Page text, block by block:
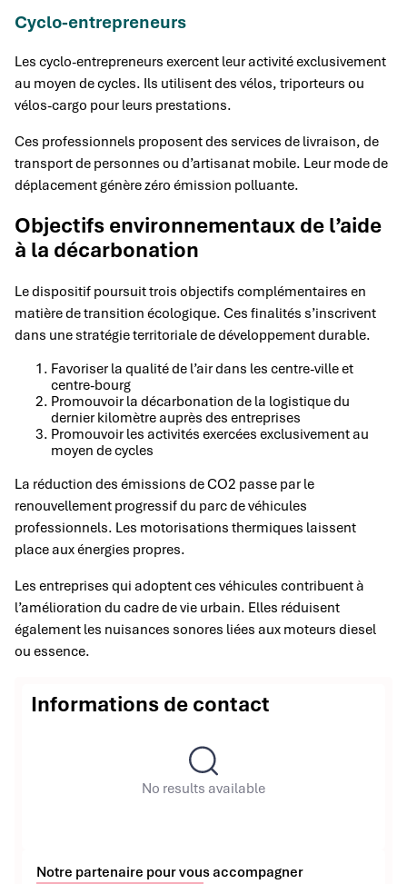
Cyclo-entrepreneurs
Les cyclo-entrepreneurs exercent leur activité exclusivement
au moyen de cycles. Ils utilisent des vélos, triporteurs ou
vélos-cargo pour leurs prestations.
Ces professionnels proposent des services de livraison, de
transport de personnes ou d’artisanat mobile. Leur mode de
déplacement génère zéro émission polluante.
Objectifs environnementaux de l’aide
à la décarbonation
Le dispositif poursuit trois objectifs complémentaires en
matière de transition écologique. Ces finalités s’inscrivent
dans une stratégie territoriale de développement durable.
Favoriser la qualité de l’air dans les centre-ville et
centre-bourg
Promouvoir la décarbonation de la logistique du
dernier kilomètre auprès des entreprises
Promouvoir les activités exercées exclusivement au
moyen de cycles
La réduction des émissions de CO2 passe par le
renouvellement progressif du parc de véhicules
professionnels. Les motorisations thermiques laissent
place aux énergies propres.
Les entreprises qui adoptent ces véhicules contribuent à
l’amélioration du cadre de vie urbain. Elles réduisent
également les nuisances sonores liées aux moteurs diesel
ou essence.
Informations de contact
No results available
Notre partenaire pour vous accompagner